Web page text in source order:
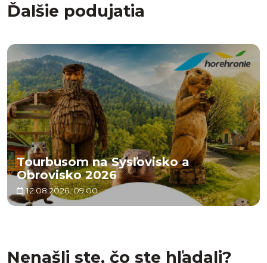
Ďalšie podujatia
Tourbusom na Sysľovisko a
Obrovisko 2026
12.08.2026, 09:00
Nenašli ste, čo ste hľadali?